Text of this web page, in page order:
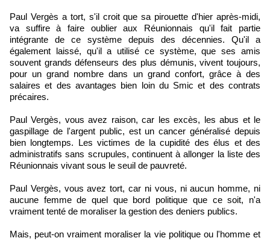
Paul Vergès a tort, s'il croit que sa pirouette d'hier après-midi,
va suffire à faire oublier aux Réunionnais qu'il fait partie
intégrante de ce système depuis des décennies. Qu'il a
également laissé, qu'il a utilisé ce système, que ses amis
souvent grands défenseurs des plus démunis, vivent toujours,
pour un grand nombre dans un grand confort, grâce à des
salaires et des avantages bien loin du Smic et des contrats
précaires.
Paul Vergès, vous avez raison, car les excès, les abus et le
gaspillage de l'argent public, est un cancer généralisé depuis
bien longtemps. Les victimes de la cupidité des élus et des
administratifs sans scrupules, continuent à allonger la liste des
Réunionnais vivant sous le seuil de pauvreté.
Paul Vergès, vous avez tort, car ni vous, ni aucun homme, ni
aucune femme de quel que bord politique que ce soit, n'a
vraiment tenté de moraliser la gestion des deniers publics.
Mais, peut-on vraiment moraliser la vie politique ou l'homme et